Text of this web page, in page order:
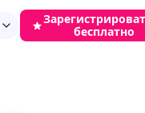
бесплатно